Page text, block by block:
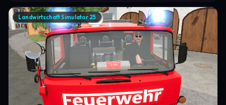
Landwirtschaft Simulator 25